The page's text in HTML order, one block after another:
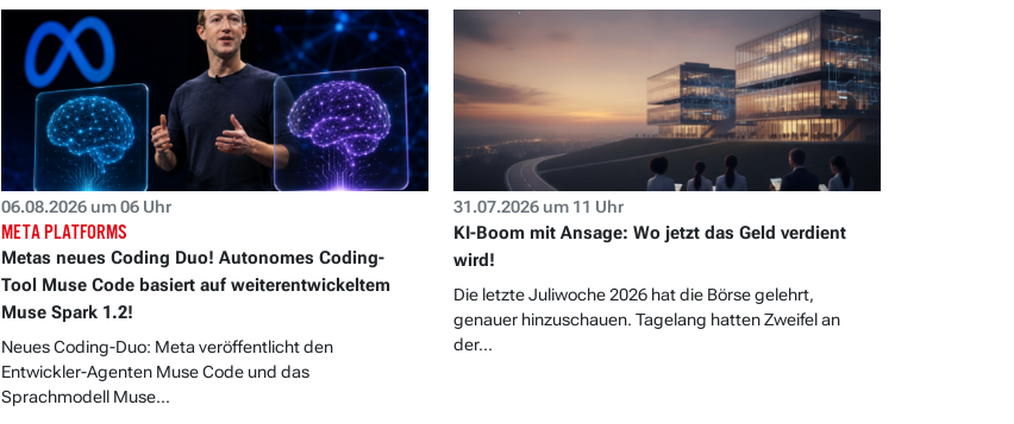
06.08.2026 um 06 Uhr
META PLATFORMS
Metas neues Coding Duo! Autonomes Coding-
Tool Muse Code basiert auf weiterentwickeltem
Muse Spark 1.2!
Neues Coding-Duo: Meta veröffentlicht den
Entwickler-Agenten Muse Code und das
Sprachmodell Muse...
31.07.2026 um 11 Uhr
KI-Boom mit Ansage: Wo jetzt das Geld verdient
wird!
Die letzte Juliwoche 2026 hat die Börse gelehrt,
genauer hinzuschauen. Tagelang hatten Zweifel an
der...